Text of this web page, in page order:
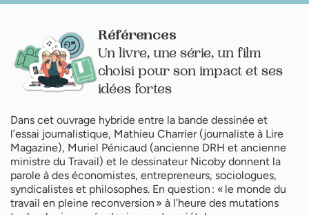
Dans cet ouvrage hybride entre la bande dessinée et
l’essai journalistique, Mathieu Charrier (journaliste à Lire
Magazine), Muriel Pénicaud (ancienne DRH et ancienne
ministre du Travail) et le dessinateur Nicoby donnent la
parole à des économistes, entrepreneurs, sociologues,
syndicalistes et philosophes. En question : « le monde du
travail en pleine reconversion » à l’heure des mutations
Références
Un livre, une série, un film
choisi pour son impact et ses
idées fortes